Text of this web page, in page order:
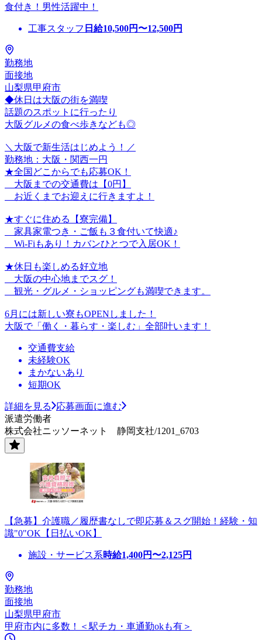
食付き！男性活躍中！
工事スタッフ 日給10,500円〜12,500円
勤務地
面接地
山梨県甲府市
◆休日は大阪の街を満喫
話題のスポットに行ったり
大阪グルメの食べ歩きなども◎
＼大阪で新生活はじめよう！／
勤務地：大阪・関西一円
★全国どこからでも応募OK！
大阪までの交通費は【0円】
お近くまでお迎えに行きますよ！
★すぐに住める【寮完備】
家具家電つき・ご飯も３食付いて快適♪
Wi-Fiもあり！カバンひとつで入居OK！
★休日も楽しめる好立地
大阪の中心地までスグ！
観光・グルメ・ショッピングも満喫できます。
6月には新しい寮もOPENしました！
大阪で「働く・暮らす・楽しむ」全部叶います！
交通費支給
未経験OK
まかないあり
短期OK
詳細を見る
応募画面に進む
派遣労働者
株式会社ニッソーネット 静岡支社/1201_6703
【急募】介護職／履歴書なしで即応募＆スグ開始！経験・知
識"0"OK【日払いOK】
施設・サービス系時給1,400円〜2,125円
勤務地
面接地
山梨県甲府市
甲府市内に多数！＜駅チカ・車通勤okも有＞